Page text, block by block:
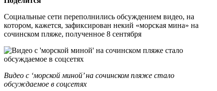
Социальные сети переполнились обсуждением видео, на
котором, кажется, зафиксирован некий «морская мина» на
сочинском пляже, полученное 8 сентября
Видео с ‘морской миной’ на сочинском пляже стало
обсуждаемое в соцсетях